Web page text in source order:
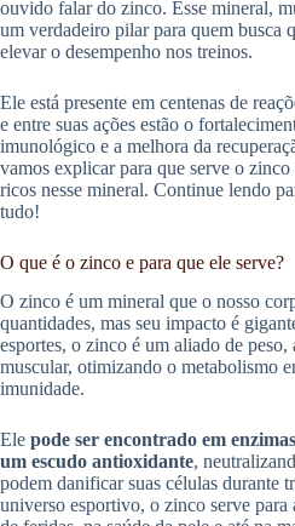
ouvido falar do zinco. Esse mineral,
um verdadeiro pilar para quem busca
elevar o desempenho nos treinos.
Ele está presente em centenas de
e entre suas ações estão o
imunológico e a melhora da
vamos explicar para que serve o
ricos nesse mineral. Continue lendo
tudo!
O que é o zinco e para que ele serve?
O zinco é um mineral que o nosso
quantidades, mas seu impacto é
esportes, o zinco é um aliado de
muscular, otimizando o metabolismo
imunidade.
Ele pode ser encontrado em
um escudo antioxidante,
podem danificar suas células durante
universo esportivo, o zinco serve